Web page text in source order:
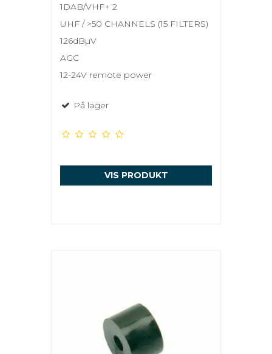
1DAB/VHF+ 2
UHF / >50 CHANNELS (15 FILTERS)
126dBµV
AGC
12-24V remote power
På lager
VIS PRODUKT